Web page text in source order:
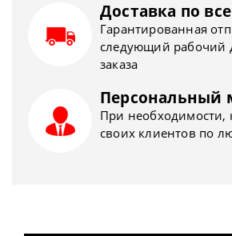
Доставка по
Гарантированная
следующий рабочий
заказа
Персональный
При необходимости,
своих клиентов по